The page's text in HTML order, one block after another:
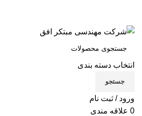
انتخاب دسته بندی
جستجو
ورود / ثبت نام
0 علاقه مندی